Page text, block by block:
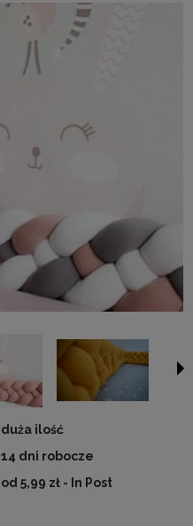
duża ilość
14 dni robocze
od 5,99 zł - In Post